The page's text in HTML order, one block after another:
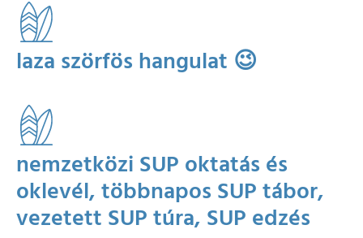
laza szörfös hangulat 😉
nemzetközi SUP oktatás és
oklevél, többnapos SUP tábor,
vezetett SUP túra, SUP edzés